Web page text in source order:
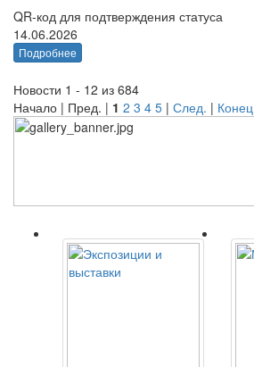
QR-код для подтверждения статуса
14.06.2026
Подробнее
Новости 1 - 12 из 684
Начало | Пред. | 1 2 3 4 5 | След. | Конец